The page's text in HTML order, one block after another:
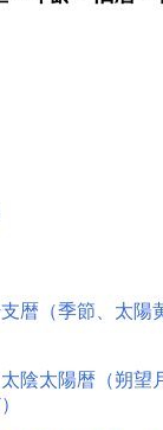
暦（季節、太陽
陰太陽暦（朔望